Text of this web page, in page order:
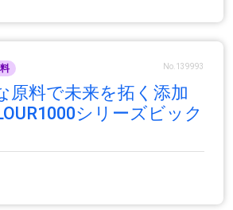
No.139993
原料で未来を拓く添加
シリーズビック